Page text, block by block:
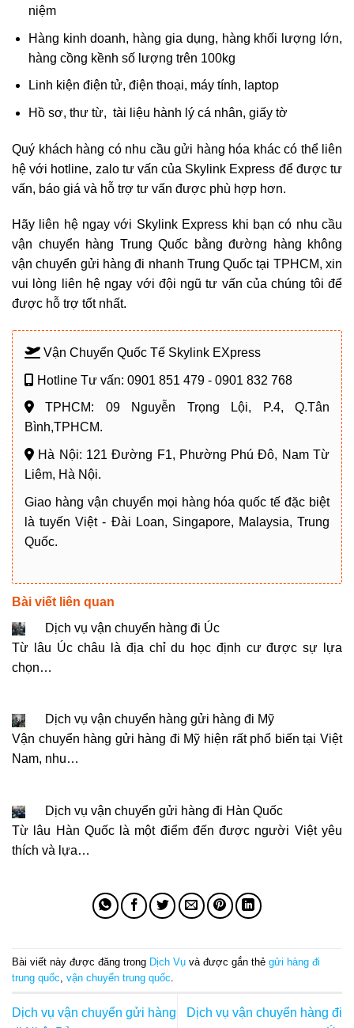
niệm
Hàng kinh doanh, hàng gia dụng, hàng khối lượng lớn,
hàng cồng kềnh số lượng trên 100kg
Linh kiện điện tử, điện thoại, máy tính, laptop
Hồ sơ, thư từ, tài liệu hành lý cá nhân, giấy tờ
Quý khách hàng có nhu cầu gửi hàng hóa khác có thể liên
hệ với hotline, zalo tư vấn của Skylink Express để được tư
vấn, báo giá và hỗ trợ tư vấn được phù hợp hơn.
Hãy liên hệ ngay với Skylink Express khi bạn có nhu cầu
vận chuyển hàng Trung Quốc bằng đường hàng không
vận chuyển gửi hàng đi nhanh Trung Quốc tại TPHCM, xin
vui lòng liên hệ ngay với đội ngũ tư vấn của chúng tôi để
được hỗ trợ tốt nhất.
Vận Chuyển Quốc Tế Skylink EXpress
Hotline Tư vấn: 0901 851 479 - 0901 832 768
TPHCM: 09 Nguyễn Trọng Lội, P.4, Q.Tân
Bình,TPHCM.
Hà Nội: 121 Đường F1, Phường Phú Đô, Nam Từ
Liêm, Hà Nội.
Giao hàng vận chuyển mọi hàng hóa quốc tế đặc biệt
là tuyến Việt - Đài Loan, Singapore, Malaysia, Trung
Quốc.
Bài viết liên quan
Dịch vụ vận chuyển hàng đi Úc
Từ lâu Úc châu là địa chỉ du học định cư được sự lựa
chọn…
Dịch vụ vận chuyển hàng gửi hàng đi Mỹ
Vận chuyển hàng gửi hàng đi Mỹ hiện rất phổ biến tại Việt
Nam, nhu…
Dịch vụ vận chuyển gửi hàng đi Hàn Quốc
Từ lâu Hàn Quốc là một điểm đến được người Việt yêu
thích và lựa…
Bài viết này được đăng trong Dịch Vụ và được gắn thẻ gửi hàng đi
trung quốc vận chuyển trung quốc
Dịch vụ vận chuyển gửi hàng
Dịch vụ vận chuyển hàng đi